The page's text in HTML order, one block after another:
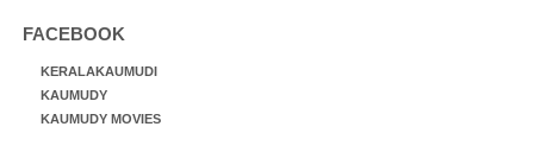
FACEBOOK
KERALAKAUMUDI
KAUMUDY
KAUMUDY MOVIES